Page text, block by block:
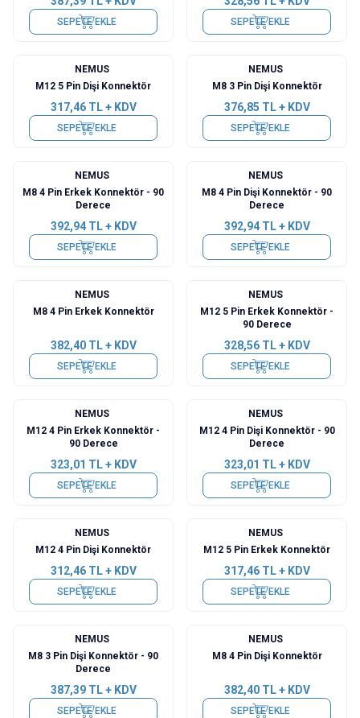
SEPETE EKLE SEPETE EKLE
NEMUS
M12 5 Pin Dişi Konnektör
317,46TL + KDV
SEPETE EKLE
NEMUS
M8 3 Pin Dişi Konnektör
376,85 TL + KDV
SEPETE EKLE
NEMUS
M8 4 Pin Erkek Konnektör - 90
Derece
392,94TL + KDV
SEPETE EKLE
NEMUS
M8 4 Pin Dişi Konnektör - 90
Derece
392,94TL + KDV
SEPETE EKLE
NEMUS
M8 4 Pin Erkek Konnektör
382,40TL + KDV
SEPETE EKLE
NEMUS
M12 5 Pin Erkek Konnektör -
90 Derece
328,56TL + KDV
SEPETE EKLE
NEMUS
M12 4 Pin Erkek Konnektör -
90 Derece
323,01 TL + KDV
SEPETE EKLE
NEMUS
M12 4 Pin Dişi Konnektör - 90
Derece
323,01 TL + KDV
SEPETE EKLE
NEMUS
M12 4 Pin Dişi Konnektör
312,46TL + KDV
SEPETE EKLE
NEMUS
M12 5 Pin Erkek Konnektör
317,46TL + KDV
SEPETE EKLE
NEMUS
M8 3 Pin Dişi Konnektör - 90
Derece
387,39TL + KDV
SEPETE EKLE
NEMUS
M8 4 Pin Dişi Konnektör
382,40TL + KDV
SEPETE EKLE